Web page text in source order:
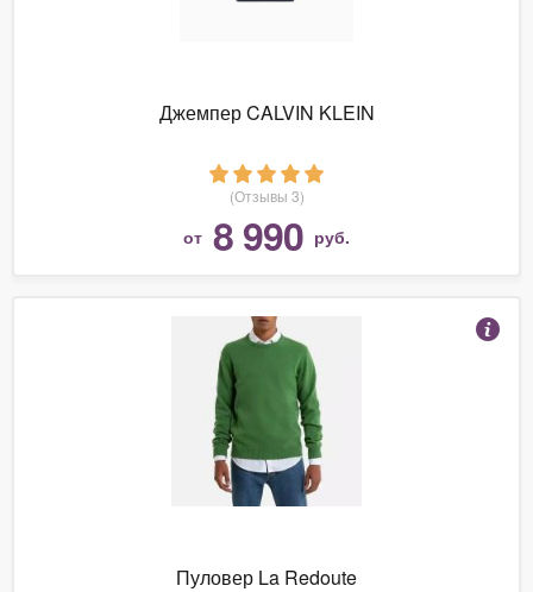
Джемпер CALVIN KLEIN
(Отзывы 3)
от 8 990 руб.
Пуловер La Redoute